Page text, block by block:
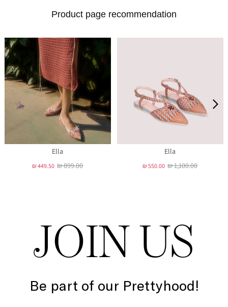
Product page recommendation
Ella
₪ 449.50 ₪ 899.00
Ella
₪ 550.00 ₪ 1,100.00
JOIN US
Be part of our Prettyhood!